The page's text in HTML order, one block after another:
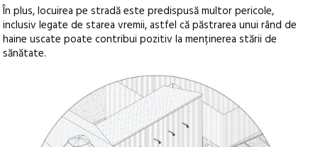
În plus, locuirea pe stradă este predispusă multor pericole,
inclusiv legate de starea vremii, astfel că păstrarea unui rând de
haine uscate poate contribui pozitiv la menținerea stării de
sănătate.